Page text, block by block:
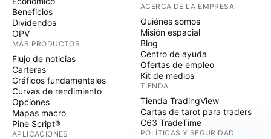
Beneficios
Dividendos
OPV
MÁS PRODUCTOS
Flujo de noticias
Carteras
Gráficos fundamentales
Curvas de rendimiento
Opciones
Mapas macro
Pine Script®
APLICACIONES
ACERCA DE LA EMPRESA
Quiénes somos
Misión espacial
Blog
Centro de ayuda
Ofertas de empleo
Kit de medios
TIENDA
Tienda TradingView
Cartas de tarot para traders
C63 TradeTime
POLÍTICAS Y SEGURIDAD